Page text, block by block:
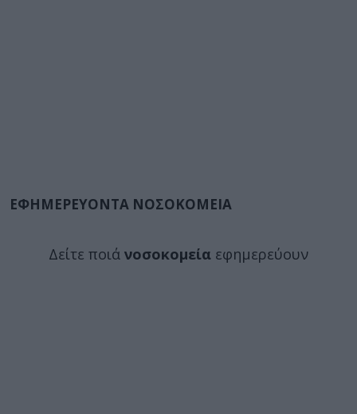
ΕΦΗΜΕΡΕΥΟΝΤΑ ΝΟΣΟΚΟΜΕΙΑ
Δείτε ποιά νοσοκομεία εφημερεύουν